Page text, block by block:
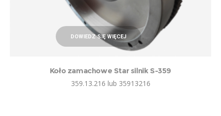
DOWIEDZ SIĘ WIĘCEJ
Koło zamachowe Star silnik S-359
359.13.216 lub 35913216